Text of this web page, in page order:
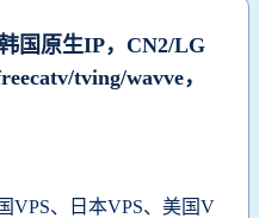
国原生IP，CN2/LG
tving/wavve，
VPS、日本VPS、美国V